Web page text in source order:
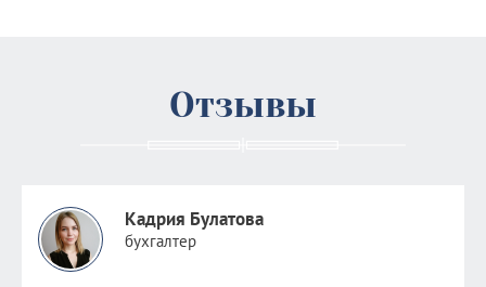
Отзывы
Кадрия Булатова
бухгалтер